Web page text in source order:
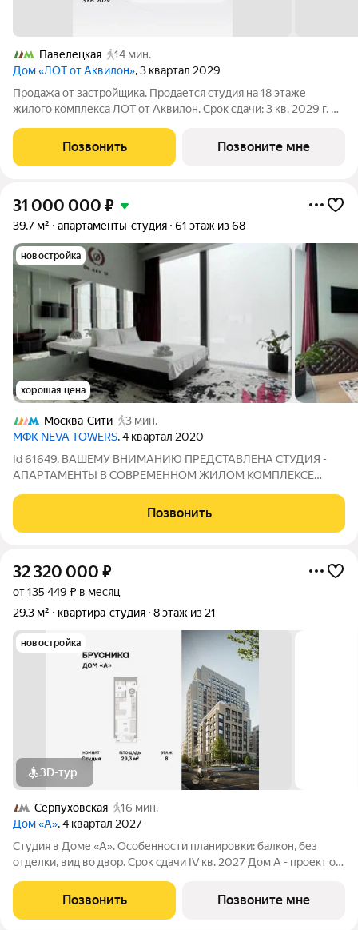
Павелецкая
14 мин.
Дом «ЛОТ от Аквилон», 3 квартал 2029
Продажа от застройщика. Продается студия на 18 этаже
жилого комплекса ЛОТ от Аквилон. Срок сдачи: 3 кв. 2029 г. О
Responsive Environment. Его пространство не статично, оно
трансформируется
Позвонить Позвоните мне
31 000 000 ₽
39,7 м² апартаменты-студия 61 этаж из 68
новостройка
хорошая цена
Москва-Сити
3 мин.
МФК NEVA TOWERS, 4 квартал 2020
Id 61649. ВАШЕМУ ВНИМАНИЮ ПРЕДСТАВЛЕНА СТУДИЯ -
АПАРТАМЕНТЫ В СОВРЕМЕННОМ ЖИЛОМ КОМПЛЕКСЕ
ремонтом, расположенная на 61 этаже нового корпуса 2020
Позвонить
32 320 000 ₽
от 135 449 ₽ в месяц
29,3 м²
квартира-студия 8 этаж из 21
новостройка
3D-тур
Серпуховская
16 мин.
Дом «А», 4 квартал 2027
Студия в Доме «А». Особенности планировки: балкон, без
отделки, вид во двор. Срок сдачи IV кв. 2027 Дом А - проект от
с метро Павелецкая. В 2-х километрах от дома протекает
Москва река. ТРИ
Позвонить Позвоните мне